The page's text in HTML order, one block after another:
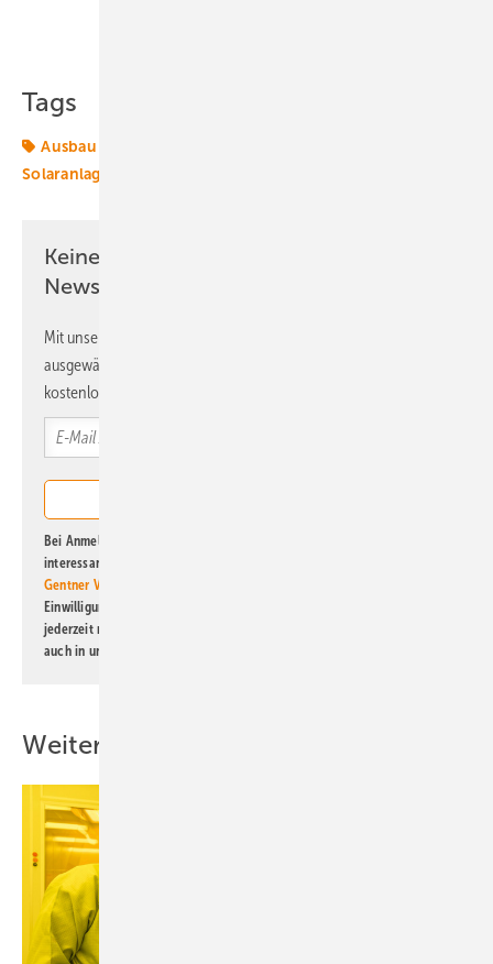
Tags
Ausbau
Solaranlage
Keine Zeit? Kein Problem mit dem ERE
Newsletter!
Mit unserem Newsletter erhalten Sie regelmäßig von uns
ausgewählte Informationen und Neuigkeiten, gebündelt und
kostenlos direkt ins Postfach.
Bei Anmeldung zu diesem Newsletter bin ich damit einverstanden, über
interessante Verlags- und Online-Angebote
Gentner Verlag GmbH & Co. KG
Einwilligung kann ich jederzeit widerrufen und eine Abmeldung ist
jederzeit möglich. Informationen zum Umgang mit Daten finden Sie
auch in unserer
Weitere Inhalte